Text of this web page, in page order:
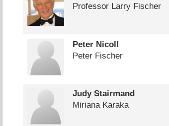
Professor Larry Fischer
Peter Nicoll
Peter Fischer
Judy Stairmand
Miriana Karaka